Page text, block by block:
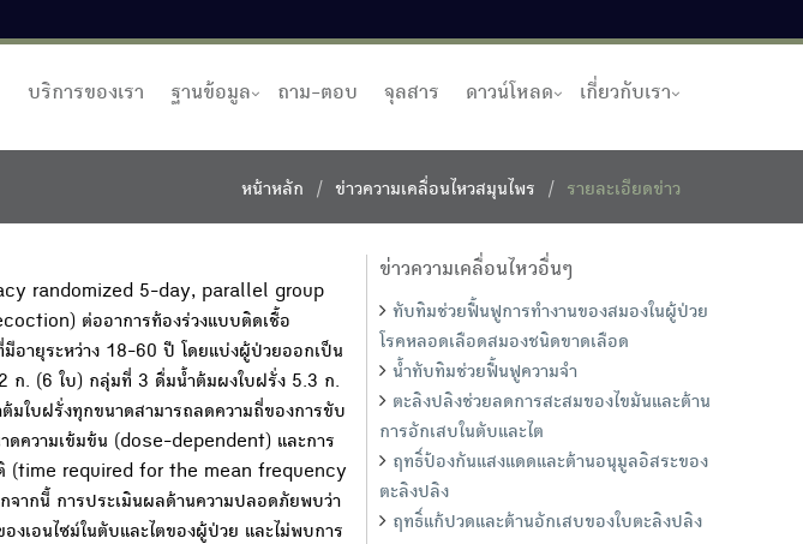
บริการของเรา ฐานข้อมูล ถาม-ตอบ จุลสาร ดาวน์โหลด เกี่ยวกับเรา
หน้าหลัก ข่าวความเคลื่อนไหวสมุนไพร รายละเอียดข่าว
randomized 5-day, parallel group
ต่ออาการท้องร่วงแบบติดเชื้อ
ายุระหว่าง 18-60 ปี โดยแบ่งผู้ป่วยออกเป็น
ก. (6 ใบ) กลุ่มที่ 3 ดื่มน้ำต้มผงใบฝรั่ง 5.3 ก.
ใบฝรั่งทุกขนาดสามารถลดความถี่ของการขับ
ดความเข้มข้น (dose-dependent) และการ
กติ (time required for the mean frequency
กนี้ การประเมินผลด้านความปลอดภัยพบว่า
งเอนไซม์ในตับและไตของผู้ป่วย และไม่พบการ
ข่าวความเคลื่อนไหวอื่นๆ
ทับทิมช่วยฟื้นฟูการทำงานของสมองในผู้ป่วย
โรคหลอดเลือดสมองชนิดขาดเลือด
น้ำทับทิมช่วยฟื้นฟูความจำ
ตะลิงปลิงช่วยลดการสะสมของไขมันและต้าน
การอักเสบในตับและไต
ฤทธิ์ป้องกันแสงแดดและต้านอนุมูลอิสระของ
ตะลิงปลิง
ฤทธิ์แก้ปวดและต้านอักเสบของใบตะลิงปลิง